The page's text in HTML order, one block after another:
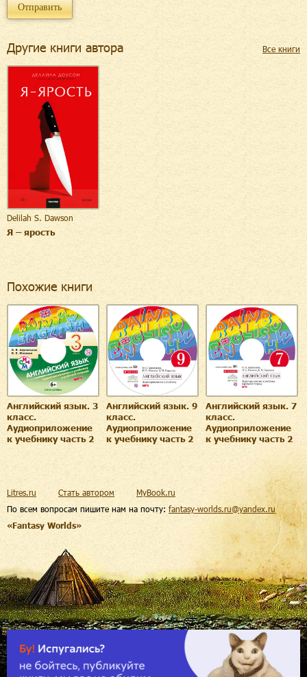
Другие книги автора Все книги
Delilah S. Dawson
Я – ярость
Похожие книги
Английский язык. 3
класс.
Аудиоприложение
к учебнику часть 2
Английский язык. 9
класс.
Аудиоприложение
к учебнику часть 2
Английский язык. 7
класс.
Аудиоприложение
к учебнику часть 2
По всем вопросам пишите нам на почту: fantasy-worlds.ru@yandex.ru
«Fantasy Worlds»
Litres.ru Стать автором MyBook.ru